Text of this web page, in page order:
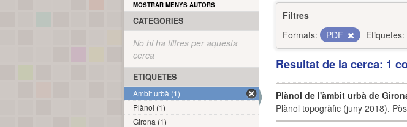
Filtres
Formats:
PDF Etiquetes:
Resultat de la cerca: 1
Plànol de l'àmbit urbà de
Plànol topogràfic (juny 2018).
MOSTRAR MENYS AUTORS
CATEGORIES
No hi ha filtres per aquesta
cerca
ETIQUETES
Àmbit urbà (1)
Plànol (1)
Girona (1)